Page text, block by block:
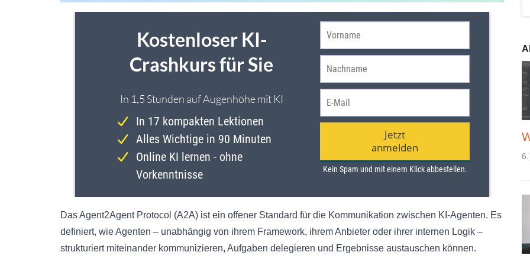
Das Agent2Agent Protocol (A2A) ist ein offener Standard für die Kommunikation zwischen KI-Agenten. Es
definiert, wie Agenten – unabhängig von ihrem Framework, ihrem Anbieter oder ihrer internen Logik –
strukturiert miteinander kommunizieren, Aufgaben delegieren und Ergebnisse austauschen können.